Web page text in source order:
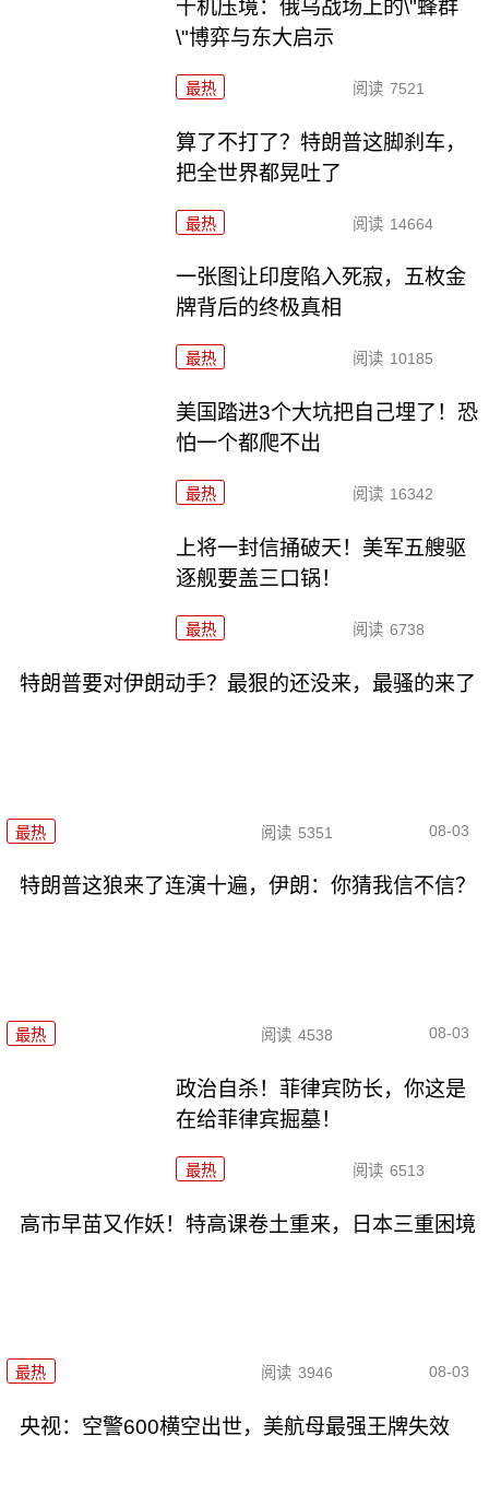
千机压境：俄乌战场上的\"蜂群
\"博弈与东大启示
最热 阅读 7521
算了不打了？特朗普这脚刹车，
把全世界都晃吐了
最热 阅读 14664
一张图让印度陷入死寂，五枚金
牌背后的终极真相
最热 阅读 10185
美国踏进3个大坑把自己埋了！恐
怕一个都爬不出
最热 阅读 16342
上将一封信捅破天！美军五艘驱
逐舰要盖三口锅！
最热 阅读 6738
特朗普要对伊朗动手？最狠的还没来，最骚的来了
最热 阅读 5351 08-03
特朗普这狼来了连演十遍，伊朗：你猜我信不信？
最热 阅读 4538 08-03
政治自杀！菲律宾防长，你这是
在给菲律宾掘墓！
最热 阅读 6513
高市早苗又作妖！特高课卷土重来，日本三重困境
最热 阅读 3946 08-03
央视：空警600横空出世，美航母最强王牌失效